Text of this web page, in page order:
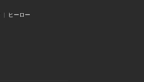
ヒーロー